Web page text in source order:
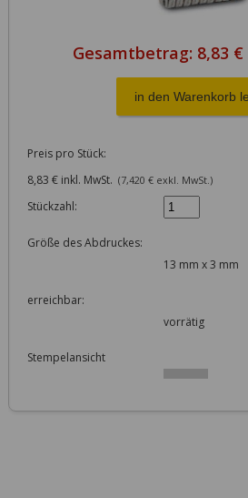
Gesamtbetrag: 8,83
Preis pro Stück:
8,83 € inkl. MwSt. (7,420 € exkl. MwSt.)
Stückzahl:
Größe des Abdruckes:
13 mm x 3 mm
erreichbar:
vorrätig
Stempelansicht